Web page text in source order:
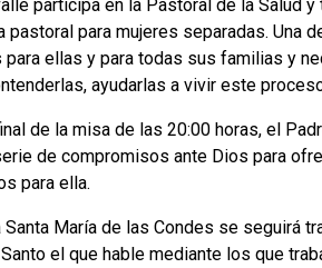
participa en la Pastoral de la Salud
pastoral para mujeres separadas. Una
para ellas y para todas sus familias y
ayudarlas a vivir este
de la misa de las 20:00 horas, el
de compromisos ante Dios para
para ella.
Santa María de las Condes se seguirá
el que hable mediante los que